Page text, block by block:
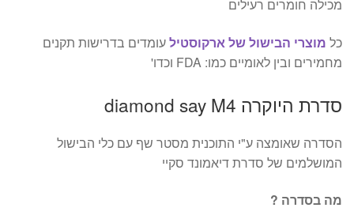
מכילה חומרים רעילים
כל מוצרי הבישול של ארקוסטילעומדים בדרישות תקנים
מחמירים ובין לאומיים כמו: FDA וכדו'
סדרת היוקרה diamond say M4
הסדרה שאומצה ע"י התוכנית מסטר שף עם כלי הבישול
המושלמים של סדרת דיאמונד סקיי
מה בסדרה ?